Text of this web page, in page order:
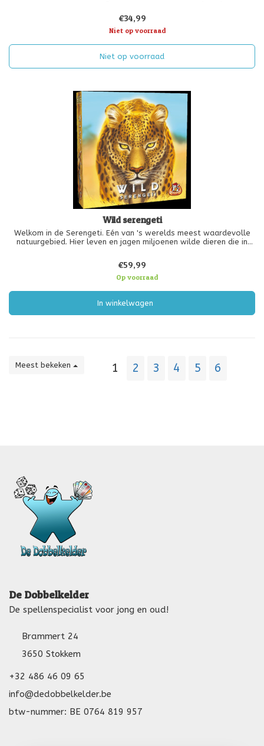
bouwen v
€34,99
Niet op voorraad
Niet op voorraad
Wild serengeti
Welkom in de Serengeti. Eén van 's werelds meest waardevolle
natuurgebied. Hier leven en jagen miljoenen wilde dieren die in
a
€59,99
Op voorraad
In winkelwagen
Meest bekeken 1 2 3 4 5 6
De Dobbelkelder
De spellenspecialist voor jong en oud!
Brammert 24
3650 Stokkem
+32 486 46 09 65
info@dedobbelkelder.be
btw-nummer: BE 0764 819 957